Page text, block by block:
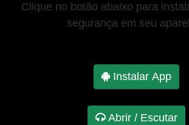
Clique no botão abaixo para
segurança em seu
Instalar App
Abrir / Escutar